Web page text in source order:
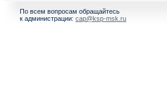
По всем вопросам обращайтесь
к администрации: cap@ksp-msk.ru